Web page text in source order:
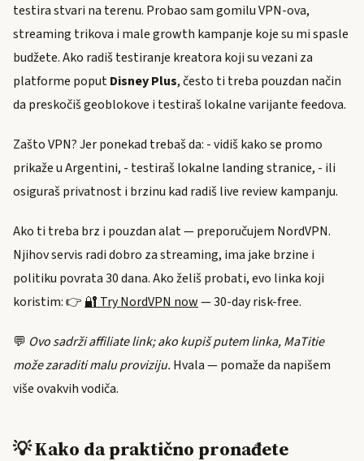
testira stvari na terenu. Probao sam gomilu VPN-ova,
streaming trikova i male growth kampanje koje su mi spasle
budžete. Ako radiš testiranje kreatora koji su vezani za
platforme poputDisney Plus, često ti treba pouzdan način
da preskočiš geoblokove i testiraš lokalne varijante feedova.
Zašto VPN? Jer ponekad trebaš da: - vidiš kako se promo
prikaže u Argentini, - testiraš lokalne landing stranice, - ili
osiguraš privatnost i brzinu kad radiš live review kampanju.
Ako ti treba brz i pouzdan alat — preporučujem NordVPN.
Njihov servis radi dobro za streaming, ima jake brzine i
politiku povrata 30 dana. Ako želiš probati, evo linka koji
koristim: 👉 🔐 Try NordVPN now— 30-day risk-free.
💬 Ovo sadrži affiliate link; ako kupiš putem linka, MaTitie
može zaraditi malu proviziju. Hvala — pomaže da napišem
više ovakvih vodiča.
💡 Kako da praktično pronađete